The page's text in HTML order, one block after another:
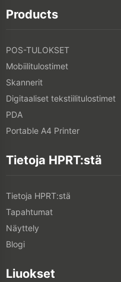
Products
POS-TULOKSET
Mobiilitulostimet
Skannerit
Digitaaliset tekstiilitulostimet
PDA
Portable A4 Printer
Tietoja HPRT:stä
Tietoja HPRT:stä
Tapahtumat
Näyttely
Blogi
Liuokset